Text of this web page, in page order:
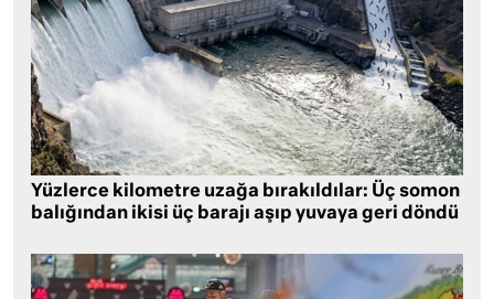
Yüzlerce kilometre uzağa bırakıldılar: Üç somon
balığından ikisi üç barajı aşıp yuvaya geri döndü